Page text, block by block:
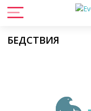
БЕДСТВИЯ